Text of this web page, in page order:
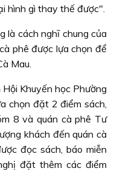
hình gì thay thế được".
là cách nghĩ chung của
phê được lựa chọn để
Mau.
Khuyến học Phường
chọn đặt 2 điểm sách,
8 và quán cà phê Tư
khách đến quán cà
đọc sách, báo miễn
đặt thêm các điểm